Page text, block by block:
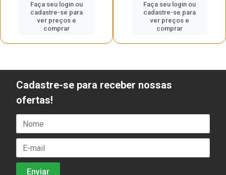
Faça seu login ou
cadastre-se para
ver preços e
comprar
Faça seu login ou
cadastre-se para
ver preços e
comprar
Cadastre-se para receber nossas
ofertas!